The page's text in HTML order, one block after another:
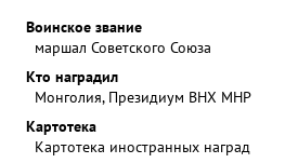
Воинское звание
маршал Советского Союза
Кто наградил
Монголия, Президиум ВНХ МНР
Картотека
Картотека иностранных наград